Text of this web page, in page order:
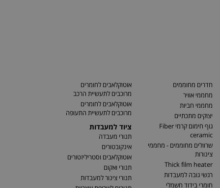
חדרים מחוממים
מחממי אוויר
מחממי חביות
יצוקים מתכתיים
גוף חימום קרמי Fiber
ceramic
שרוולים מחוממים - מחממי
צינורות
Thick film heater
רגשי גובה למעבדות
חומרי בידוד חשמלי
אוטוקלאבים לחומרים
מרוכבים לתעשיית הרכב
אוטוקלאבים לחומרים
מרוכבים לתעשיית התעופה
ציוד למעבדות
תנורי מעבדה
אינקובטורים
אוטוקלאבים וסטריליזטורים
תנורי ואקום
תנורי צינור למעבדות